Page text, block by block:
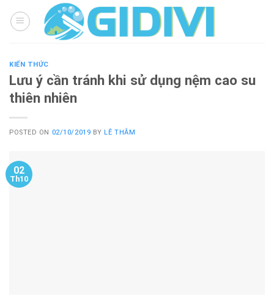
KIẾN THỨC
Lưu ý cần tránh khi sử dụng nệm cao su
thiên nhiên
POSTED ON 02/10/2019 BY LÊ THẮM
02
Th10